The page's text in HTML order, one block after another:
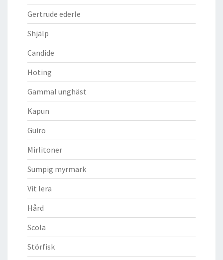
Gertrude ederle
Shjälp
Candide
Hoting
Gammal unghäst
Kapun
Guiro
Mirlitoner
Sumpig myrmark
Vit lera
Hård
Scola
Störfisk